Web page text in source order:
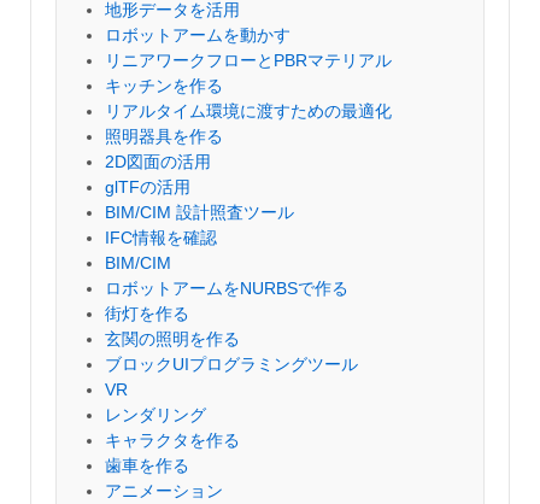
地形データを活用
ロボットアームを動かす
リニアワークフローとPBRマテリアル
キッチンを作る
リアルタイム環境に渡すための最適化
照明器具を作る
2D図面の活用
glTFの活用
BIM/CIM 設計照査ツール
IFC情報を確認
BIM/CIM
ロボットアームをNURBSで作る
街灯を作る
玄関の照明を作る
ブロックUIプログラミングツール
VR
レンダリング
キャラクタを作る
歯車を作る
アニメーション